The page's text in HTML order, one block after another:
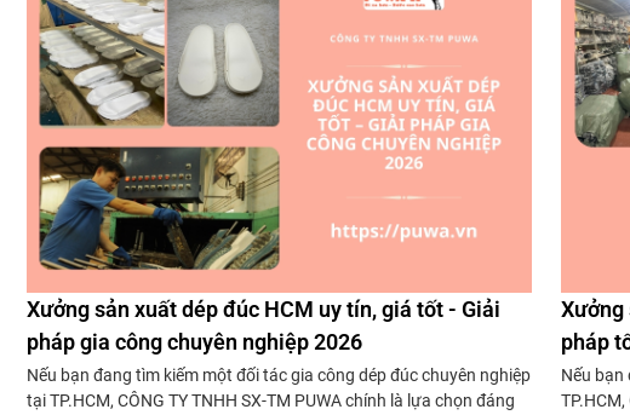
Xưởng sản xuất dép đúc HCM uy tín, giá tốt - Giải
pháp gia công chuyên nghiệp 2026
Nếu bạn đang tìm kiếm một đối tác gia công dép đúc chuyên nghiệp
tại TP.HCM, CÔNG TY TNHH SX-TM PUWA chính là lựa chọn đáng
Xưởng
pháp
Nếu bạn